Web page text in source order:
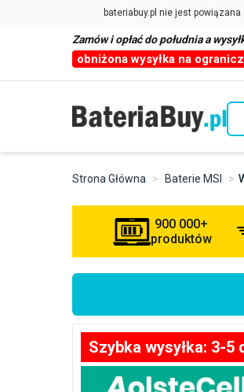
Zamów i opłać do południa a
obniżona wysyłka na
Strona Główna Baterie MSI
900 000+
produktów
Szybka wysyłka: 3-5